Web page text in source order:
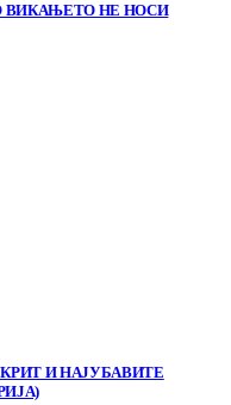
НЕ НОСИ
И НАЈУБАВИТЕ